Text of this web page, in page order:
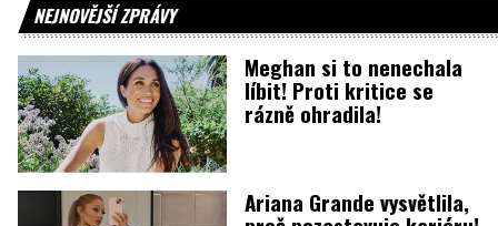
NEJNOVĚJŠÍ ZPRÁVY
Meghan si to nenechala
líbit! Proti kritice se
rázně ohradila!
Ariana Grande vysvětlila,